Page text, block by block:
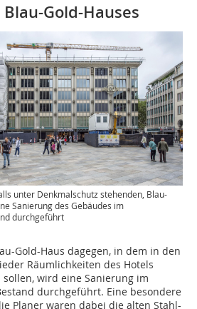
Gold-Hauses
unter Denkmalschutz stehenden, Blau-
Sanierung des Gebäudes im
durchgeführt
Gold-Haus dagegen, in dem in den
Räumlichkeiten des Hotels
wird eine Sanierung im
durchgeführt. Eine besondere
Planer waren dabei die alten Stahl-